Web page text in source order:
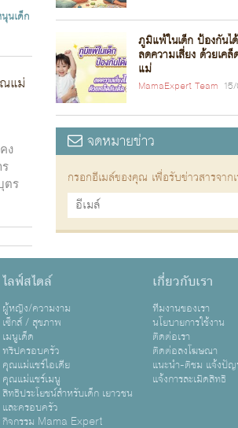
นเด็ก
แม่
ง
ตร
ภูมิแพ้ในเด็ก ป้องกันไ
ลดความเสี่ยง ด้วยเค
แม่
MamaExpert Team
จดหมายข่าว
กรอกอีเมล์ของคุณ เพื่อรับข่าวสารจาก
ไลฟ์สไตล์
ผู้หญิง/ความงาม
เซ็กส์ / สุขภาพ
เมนูเด็ด
ทริปครอบครัว
คุณแม่แชร์ไอเดีย
คุณแม่แชร์เมนู
สิทธิประโยชน์สำหรับเด็ก เยาวชน
และครอบครัว
กิจกรรม Mama Expert
เกี่ยวกับเรา
ทีมงานของเรา
นโยบายการใช้งาน
ติดต่อเรา
ติดต่อลงโฆษณา
แนะนำ-ติชม แจ้งปัญ
แจ้งการละเมิดสิทธิ